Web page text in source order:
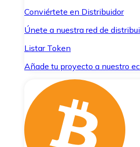
Conviértete en Distribuidor
Únete a nuestra red de
Listar Token
Añade tu proyecto a nuestro